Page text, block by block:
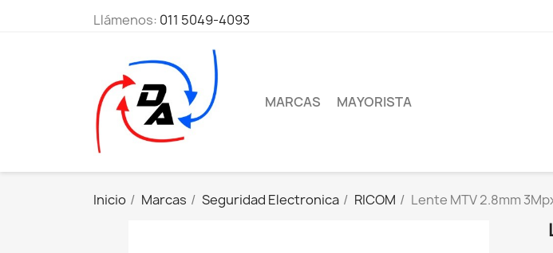
Llámenos: 011 5049-4093
MARCAS MAYORISTA
Inicio Marcas Seguridad Electronica RICOM Lente MTV 2.8mm